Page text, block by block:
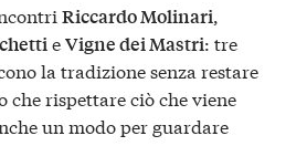
Riccardo Molinari
eVigne dei Mastri: tre
la tradizione senza restare
che rispettare ciò che viene
un modo per guardare